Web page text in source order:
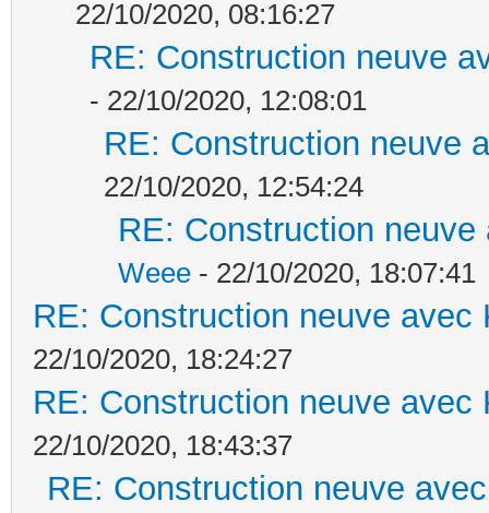
22/10/2020, 08:16:27
RE: Construction neuve
- 22/10/2020, 12:08:01
RE: Construction neuve
22/10/2020, 12:54:24
RE: Construction
Weee - 22/10/2020, 18:07:41
RE: Construction neuve avec
22/10/2020, 18:24:27
RE: Construction neuve avec
22/10/2020, 18:43:37
RE: Construction neuve